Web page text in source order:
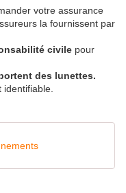
votre assurance
la fournissent par
civile pour
des lunettes.